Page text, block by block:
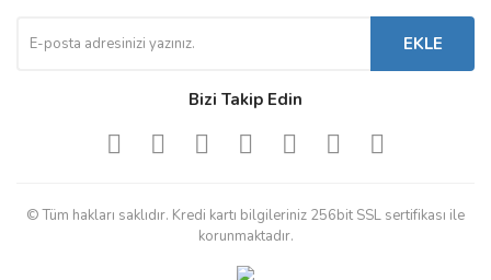
EKLE
Bizi Takip Edin
© Tüm hakları saklıdır. Kredi kartı bilgileriniz 256bit SSL sertifikası ile
korunmaktadır.